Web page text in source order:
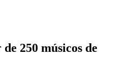
250 músicos de